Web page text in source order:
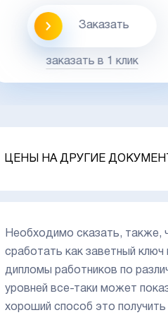
Заказать
заказать в 1 клик
ЦЕНЫ НА ДРУГИЕ
Необходимо сказать, также,
сработать как заветный ключ
дипломы работников по
уровней все-таки может
хороший способ это